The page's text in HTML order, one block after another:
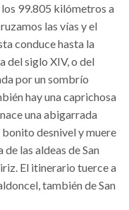
99.805 kilómetros a
las vías y el
conduce hasta la
del siglo XIV, o del
por un sombrío
hay una caprichosa
una abigarrada
bonito desnivel y muere
las aldeas de San
El itinerario tuerce a
también de San